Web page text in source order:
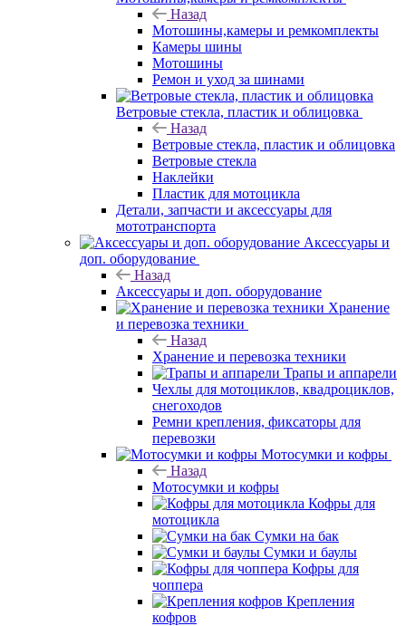
Назад
Мотошины,камеры и ремкомплекты
Камеры шины
Мотошины
Ремон и уход за шинами
Ветровые стекла, пластик и облицовка
Назад
Ветровые стекла, пластик и облицовка
Ветровые стекла
Наклейки
Пластик для мотоцикла
Детали, запчасти и аксессуары для
мототранспорта
Аксессуары и
доп. оборудование
Назад
Аксессуары и доп. оборудование
Хранение
и перевозка техники
Назад
Хранение и перевозка техники
Трапы и аппарели
Чехлы для мотоциклов, квадроциклов,
снегоходов
Ремни крепления, фиксаторы для
перевозки
Мотосумки и кофры
Назад
Мотосумки и кофры
Кофры для
мотоцикла
Сумки на бак
Сумки и баулы
Кофры для
чоппера
Крепления
кофров